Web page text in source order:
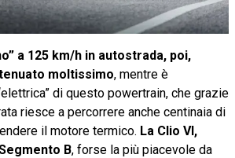
a 125 km/h in autostrada, poi,
moltissimo, mentre è
di questo powertrain, che grazie
riesce a percorrere anche centinaia di
il motore termico. La Clio VI,
B, forse la più piacevole da